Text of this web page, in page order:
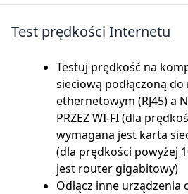
Test prędkości Internetu
Testuj prędkość na
sieciową podłączoną
ethernetowym (RJ45) a
PRZEZ WI-FI (dla
wymagana jest karta
(dla prędkości powyżej
jest router gigabitowy)
Odłącz inne